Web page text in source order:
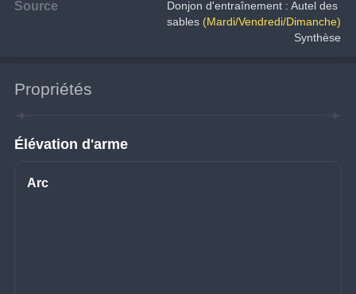
Source
Donjon d'entraînement : Autel des
sables (Mardi/Vendredi/Dimanche)
Synthèse
Propriétés
Élévation d'arme
Arc